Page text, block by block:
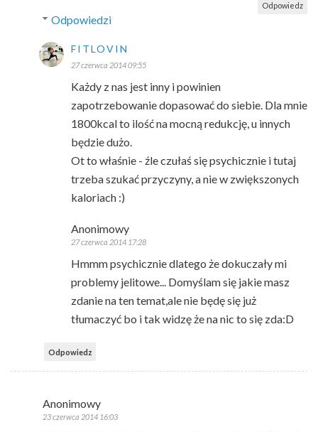
Odpowiedz
Odpowiedzi
FITLOVIN
27 czerwca 2014 09:55
Każdy z nas jest inny i powinien
zapotrzebowanie dopasować do siebie. Dla mnie
1800kcal to ilość na mocną redukcję, u innych
będzie dużo.
Ot to właśnie - źle czułaś się psychicznie i tutaj
trzeba szukać przyczyny, a nie w zwiększonych
kaloriach :)
Anonimowy
27 czerwca 2014 17:28
Hmmm psychicznie dlatego że dokuczały mi
problemy jelitowe... Domyślam się jakie masz
zdanie na ten temat,ale nie będę się już
tłumaczyć bo i tak widzę że na nic to się zda:D
Odpowiedz
Anonimowy
23 czerwca 2014 16:03